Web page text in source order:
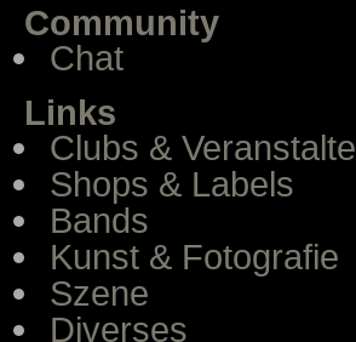
Community
Chat
Links
Clubs &
Shops & Labels
Bands
Kunst & Fotografie
Szene
Diverses